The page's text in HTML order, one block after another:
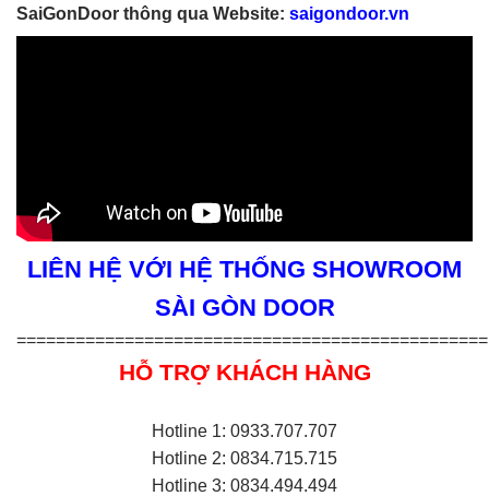
SaiGonDoor thông qua Website: saigondoor.vn
LIÊN HỆ VỚI HỆ THỐNG SHOWROOM
SÀI GÒN DOOR
================================================
HỖ TRỢ KHÁCH HÀNG
Hotline 1: 0933.707.707
Hotline 2: 0834.715.715
Hotline 3: 0834.494.494